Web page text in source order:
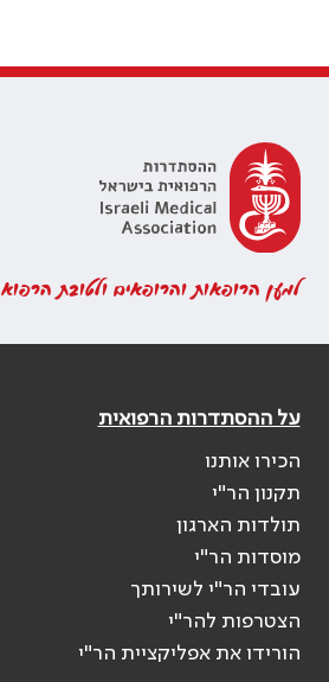
למען הרופאות והרופאים ולטובת
על ההסתדרות הרפואית
הכירו אותנו
תקנון הר"י
תולדות הארגון
מוסדות הר"י
עובדי הר"י לשירותך
הצטרפות להר"י
הורידו את אפליקציית הר"י